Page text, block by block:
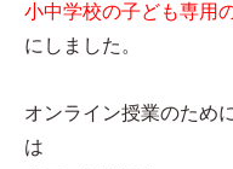
小中学校の子ども専用
にしました。
オンライン授業のため
は